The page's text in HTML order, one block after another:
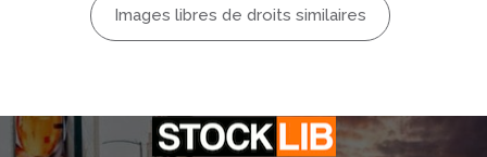
Images libres de droits similaires